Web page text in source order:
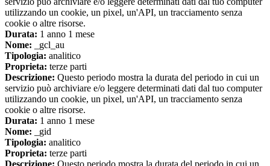
utilizzando un cookie, un pixel, un'API, un tracciamento senza
cookie o altre risorse.
Durata: 1 anno 1 mese
Nome: _gcl_au
Tipologia: analitico
Proprieta: terze parti
Descrizione: Questo periodo mostra la durata del periodo in cui un
servizio può archiviare e/o leggere determinati dati dal tuo computer
utilizzando un cookie, un pixel, un'API, un tracciamento senza
cookie o altre risorse.
Durata: 1 anno 1 mese
Nome: _gid
Tipologia: analitico
Proprieta: terze parti